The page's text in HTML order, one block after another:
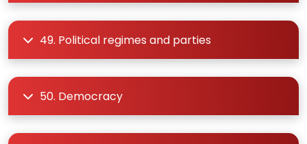
49. Political regimes and parties
50. Democracy